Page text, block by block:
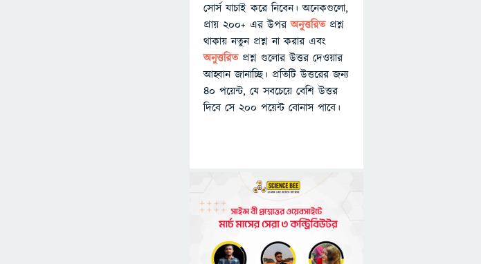
সোর্স যাচাই করে নিবেন। অনেকগুলো,
প্রায় ২০০+ এর উপরঅনুত্তরিতপ্রশ্ন
থাকায় নতুন প্রশ্ন না করার এবং
অনুত্তরিত প্রশ্ন গুলোর উত্তর দেওয়ার
আহ্বান জানাচ্ছি। প্রতিটি উত্তরের জন্য
৪০ পয়েন্ট, যে সবচেয়ে বেশি উত্তর
দিবে সে ২০০ পয়েন্ট বোনাস পাবে।